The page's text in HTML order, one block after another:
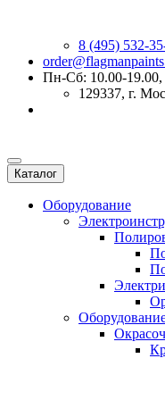
8 (495) 532-
Пн-Сб: 10.00-19.00,
129337, г.
Каталог
Оборудование